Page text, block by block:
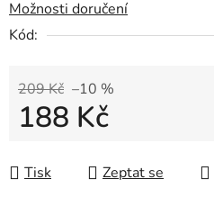
Možnosti doručení
Kód:
209 Kč –10 %
188 Kč
Tisk
Zeptat se